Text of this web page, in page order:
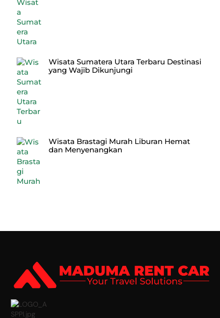
Wisata Sumatera Utara Terbaru Destinasi
yang Wajib Dikunjungi
Wisata Brastagi Murah Liburan Hemat
dan Menyenangkan